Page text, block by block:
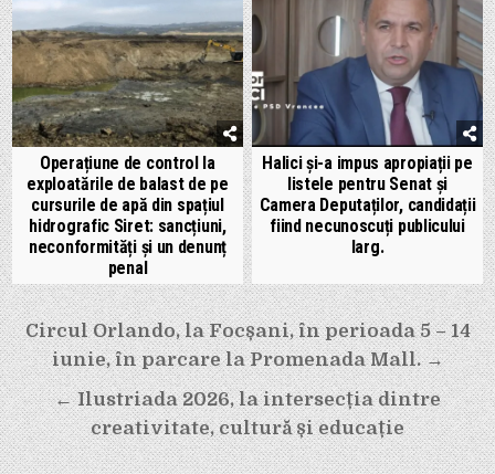
Operațiune de control la
exploatările de balast de pe
cursurile de apă din spațiul
hidrografic Siret: sancțiuni,
neconformități și un denunț
penal
Halici și-a impus apropiații pe
listele pentru Senat și
Camera Deputaților, candidații
fiind necunoscuți publicului
larg.
Navigare
în
articole
Circul Orlando, la Focșani, în perioada 5 – 14
iunie, în parcare la Promenada Mall. →
← Ilustriada 2026, la intersecția dintre
creativitate, cultură și educație